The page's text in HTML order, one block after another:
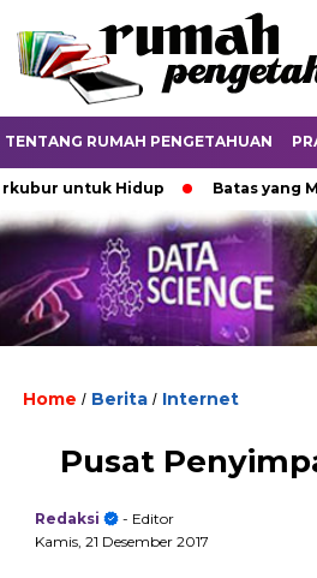
TENTANG RUMAH PENGETAHUAN
untuk Hidup Batas yang
Home / Berita / Internet
Pusat
Redaksi
- Editor
Kamis, 21 Desember 2017